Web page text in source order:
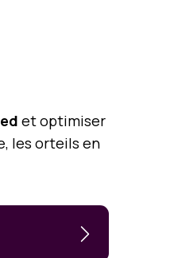
et optimiser
les orteils en